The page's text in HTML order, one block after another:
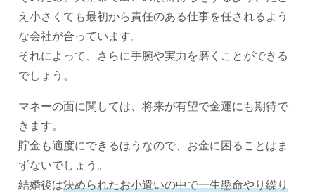
え小さくても最初から責任のある仕事を任されるよう
な会社が合っています。
それによって、さらに手腕や実力を磨くことができる
でしょう。
マネーの面に関しては、将来が有望で金運にも期待で
きます。
貯金も適度にできるほうなので、お金に困ることはま
ずないでしょう。
結婚後は決められたお小遣いの中で一生懸命やり繰り